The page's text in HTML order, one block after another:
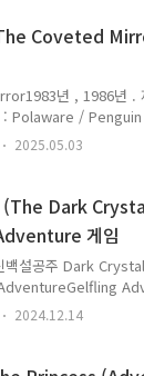
Manor
(198..
Coveted
년 , 1986년 .
: Polaware /
년작 게임입니다
항목만 인식하는 더
1986년에
을 통해 ..
2025.05.03
(The Dark
게임
백설공주 Dark
1983- 시에라 온라
반으로 만들어진 게
wiki/
2024.12.14